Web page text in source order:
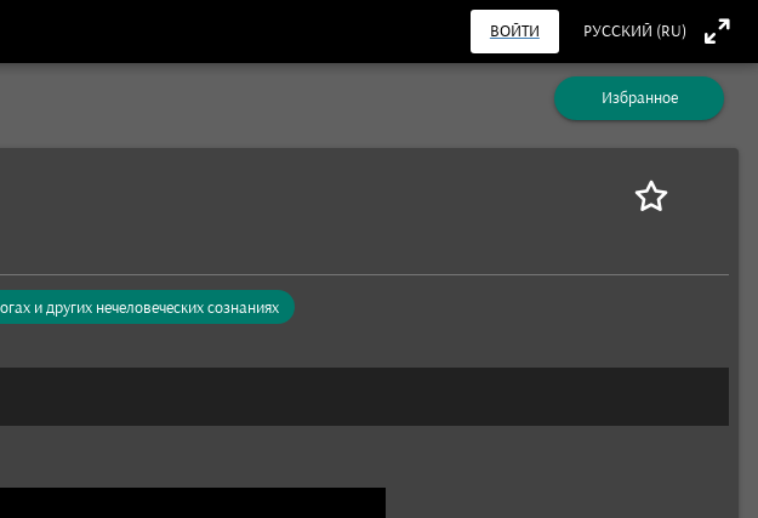
ВОЙТИ РУССКИЙ (RU)
Избранное
и других нечеловеческих сознаниях